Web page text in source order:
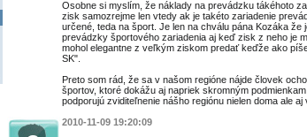
Osobne si myslím, že náklady na prevádzku tákéhoto
zisk samozrejme len vtedy ak je takéto zariadenie
určené, teda na šport. Je len na chválu pána Kozáka
prevádzky športového zariadenia aj keď zisk z neho je
mohol elegantne z veľkým ziskom predať keďže ako
SK".
Preto som rád, že sa v našom regióne nájde človek
športov, ktoré dokážu aj napriek skromným
podporujú zviditeľnenie nášho regiónu nielen doma ale aj
2010-11-09 19:20:09